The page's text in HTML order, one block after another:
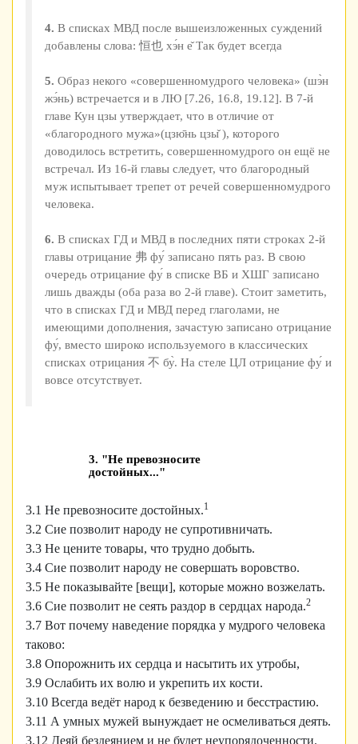
4. В списках МВД после вышеизложенных суждений
добавлены слова: 恒也 хэ́н е̌ Так будет всегда
5. Образ некого «совершенномудрого человека» (шэ̀н
жэ́нь) встречается и в ЛЮ [7.26, 16.8, 19.12]. В 7-й
главе Кун цзы утверждает, что в отличие от
«благородного мужа»(цзю̄нь цзы̌ ), которого
доводилось встретить, совершенномудрого он ещё не
встречал. Из 16-й главы следует, что благородный
муж испытывает трепет от речей совершенномудрого
человека.
6. В списках ГД и МВД в последних пяти строках 2-й
главы отрицание 弗 фу́ записано пять раз. В свою
очередь отрицание фу́ в списке ВБ и ХШГ записано
лишь дважды (оба раза во 2-й главе). Стоит заметить,
что в списках ГД и МВД перед глаголами, не
имеющими дополнения, зачастую записано отрицание
фу́, вместо широко используемого в классических
списках отрицания 不 бу̀. На стеле ЦЛ отрицание фу́ и
вовсе отсутствует.
3. "Не превозносите
достойных..."
3.1 Не превозносите достойных.1
3.2 Сие позволит народу не супротивничать.
3.3 Не цените товары, что трудно добыть.
3.4 Сие позволит народу не совершать воровство.
3.5 Не показывайте [вещи], которые можно возжелать.
3.6 Сие позволит не сеять раздор в сердцах народа.2
3.7 Вот почему наведение порядка у мудрого человека
таково:
3.8 Опорожнить их сердца и насытить их утробы,
3.9 Ослабить их волю и укрепить их кости.
3.10 Всегда ведёт народ к безведению и бесстрастию.
3.11 А умных мужей вынуждает не осмеливаться деять.
3.12 Деяй бездеянием и не будет неупорядоченности.